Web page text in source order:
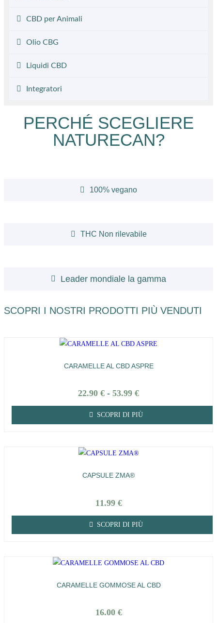
CBD per Animali
Olio CBG
Liquidi CBD
Integratori
PERCHÉ SCEGLIERE
NATURECAN?
100% vegano
THC Non rilevabile
Leader mondiale la gamma
SCOPRI I NOSTRI PRODOTTI PIÙ VENDUTI
CARAMELLE AL CBD ASPRE
22.90 € - 53.99 €
SCOPRI DI PIÙ
CAPSULE ZMA®
11.99 €
SCOPRI DI PIÙ
CARAMELLE GOMMOSE AL CBD
16.00 €